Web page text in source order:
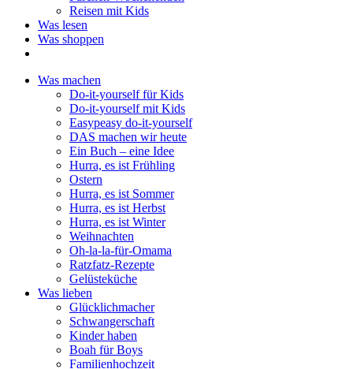
Reisen mit Kids
Was lesen
Was shoppen
Was machen
Do-it-yourself für Kids
Do-it-yourself mit Kids
Easypeasy do-it-yourself
DAS machen wir heute
Ein Buch – eine Idee
Hurra, es ist Frühling
Ostern
Hurra, es ist Sommer
Hurra, es ist Herbst
Hurra, es ist Winter
Weihnachten
Oh-la-la-für-Omama
Ratzfatz-Rezepte
Gelüsteküche
Was lieben
Glücklichmacher
Schwangerschaft
Kinder haben
Boah für Boys
Familienhochzeit